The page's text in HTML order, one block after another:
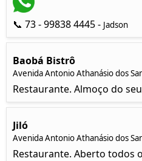
📞 73 - 99838 4445 - Jadson
Baobá Bistrô
Avenida Antonio Athanásio dos
Restaurante. Almoço do
Jiló
Avenida Antonio Athanásio dos
Restaurante. Aberto todos